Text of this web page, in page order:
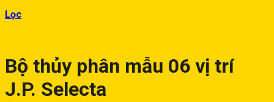
Lọc
Bộ thủy phân mẫu 06 vị trí
J.P. Selecta